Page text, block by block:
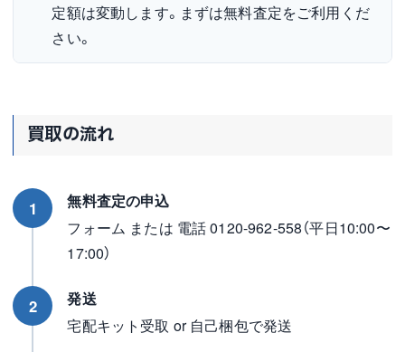
定額は変動します。まずは無料査定をご利用くだ
さい。
買取の流れ
1
無料査定の申込
フォーム または 電話 0120-962-558（平日10:00〜
17:00）
2
発送
宅配キット受取 or 自己梱包で発送